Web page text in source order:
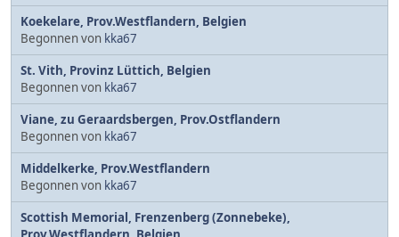
Koekelare, Prov.Westflandern, Belgien
Begonnen von kka67
St. Vith, Provinz Lüttich, Belgien
Begonnen von kka67
Viane‎, zu Geraardsbergen, Prov.Ostflandern
Begonnen von kka67
Middelkerke, Prov.Westflandern
Begonnen von kka67
Scottish Memorial, Frenzenberg (Zonnebeke),